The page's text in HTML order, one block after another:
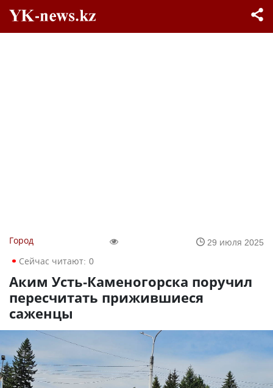
Город
29 июля 2025
Сейчас читают: 0
Аким Усть-Каменогорска поручил
пересчитать прижившиеся
саженцы